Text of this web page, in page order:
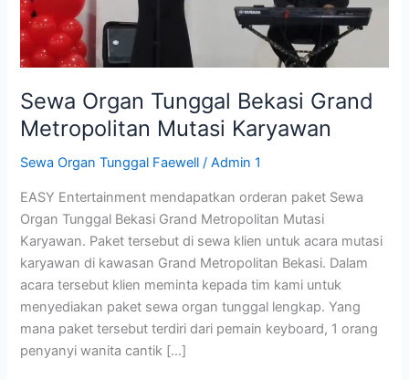
Sewa Organ Tunggal Bekasi Grand
Metropolitan Mutasi Karyawan
Sewa Organ Tunggal Faewell /Admin 1
EASY Entertainment mendapatkan orderan paket Sewa
Organ Tunggal Bekasi Grand Metropolitan Mutasi
Karyawan. Paket tersebut di sewa klien untuk acara mutasi
karyawan di kawasan Grand Metropolitan Bekasi. Dalam
acara tersebut klien meminta kepada tim kami untuk
menyediakan paket sewa organ tunggal lengkap. Yang
mana paket tersebut terdiri dari pemain keyboard, 1 orang
penyanyi wanita cantik […]
Mutasi
Karyawan